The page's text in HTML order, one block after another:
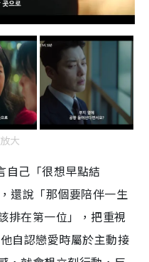
大
自己「很想早點結
還說「那個要陪伴一生
排在第一位」，把重視
自認戀愛時屬於主動接